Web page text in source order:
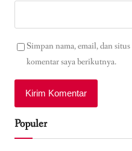
Simpan nama, email, dan
komentar saya berikutnya.
Populer